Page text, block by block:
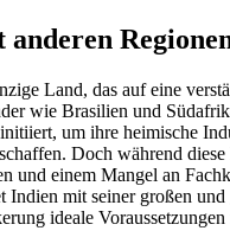
Land, das auf eine
wie Brasilien und
um ihre heimische
Doch während
und einem Mangel an
Indien mit seiner großen und
ideale